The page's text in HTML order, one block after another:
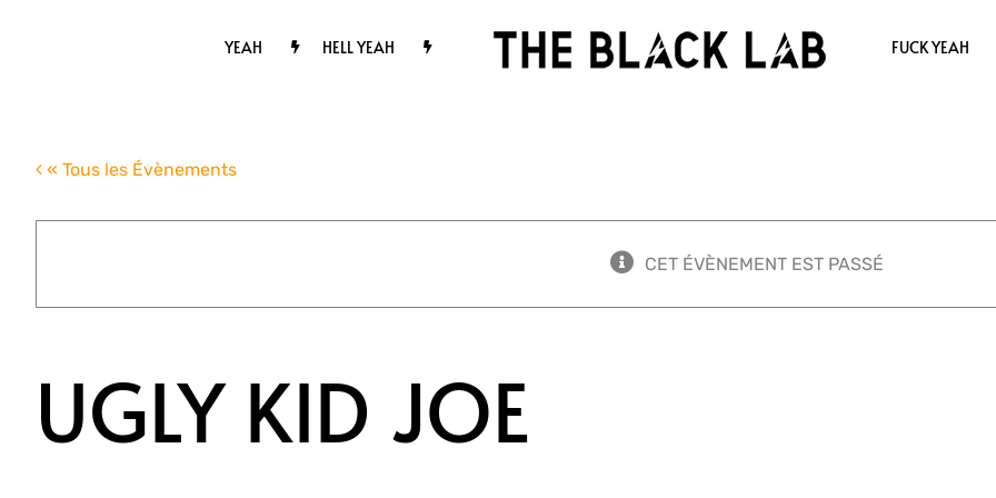
YEAH HELL YEAH FUCK YEAH
« Tous les Évènements
CET ÉVÈNEMENT EST PASSÉ
UGLY KID JOE